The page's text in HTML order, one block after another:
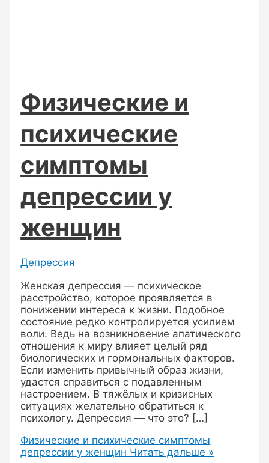
Физические и
психические
симптомы
депрессии у
женщин
Депрессия
Женская депрессия — психическое
расстройство, которое проявляется в
понижении интереса к жизни. Подобное
состояние редко контролируется усилием
воли. Ведь на возникновение апатического
отношения к миру влияет целый ряд
биологических и гормональных факторов.
Если изменить привычный образ жизни,
удастся справиться с подавленным
настроением. В тяжёлых и кризисных
ситуациях желательно обратиться к
психологу. Депрессия — что это? […]
Физические и психические симптомы
депрессии у женщин Читать дальше »